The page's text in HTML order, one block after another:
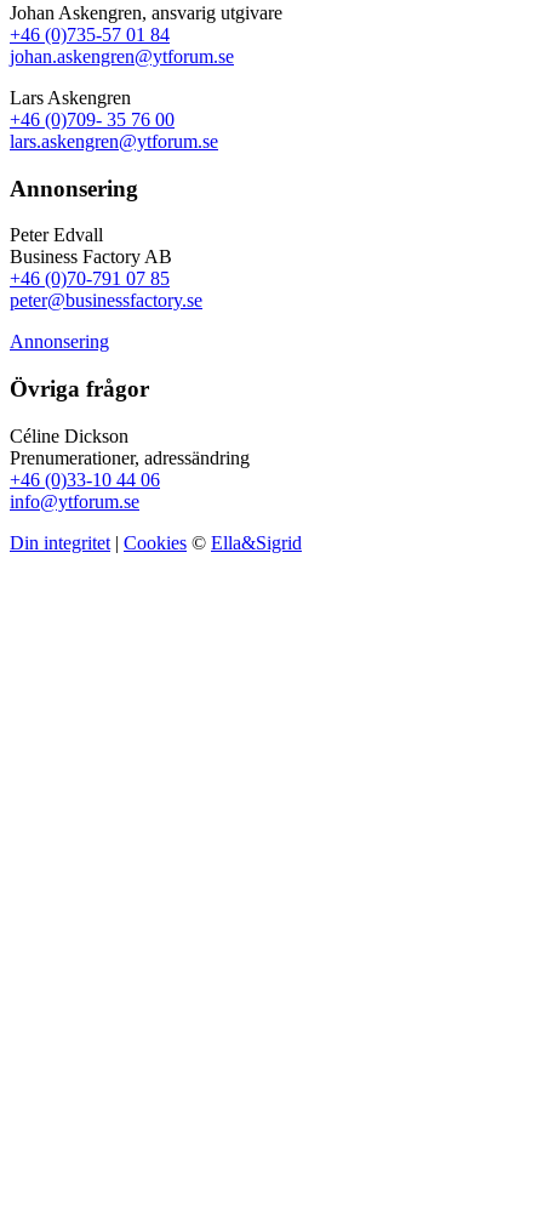
Johan Askengren, ansvarig utgivare
+46 (0)735-57 01 84
johan.askengren@ytforum.se
Lars Askengren
+46 (0)709- 35 76 00
lars.askengren@ytforum.se
Annonsering
Peter Edvall
Business Factory AB
+46 (0)70-791 07 85
peter@businessfactory.se
Annonsering
Övriga frågor
Céline Dickson
Prenumerationer, adressändring
+46 (0)33-10 44 06
info@ytforum.se
Din integritet | Cookies © Ella&Sigrid